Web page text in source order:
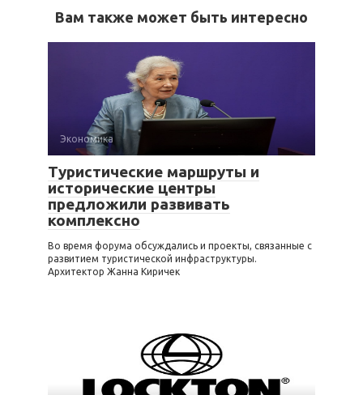
Вам также может быть интересно
Экономика
Туристические маршруты и
исторические центры
предложили развивать
комплексно
Во время форума обсуждались и проекты, связанные с
развитием туристической инфраструктуры.
Архитектор Жанна Киричек